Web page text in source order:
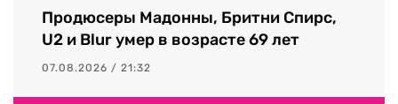
Продюсеры Мадонны, Бритни Спирс,
U2 и Blur умер в возрасте 69 лет
07.08.2026 / 21:32